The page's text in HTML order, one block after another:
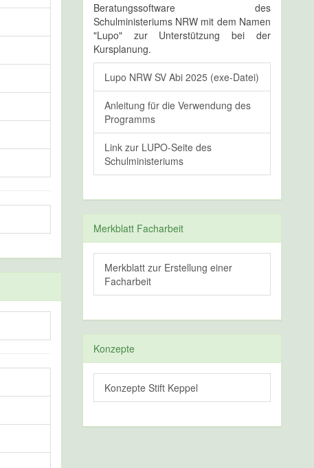
Beratungssoftware des
Schulministeriums NRW mit dem Namen
"Lupo" zur Unterstützung bei der
Kursplanung.
Lupo NRW SV Abi 2025 (exe-Datei)
Anleitung für die Verwendung des
Programms
Link zur LUPO-Seite des
Schulministeriums
Merkblatt Facharbeit
Merkblatt zur Erstellung einer
Facharbeit
Konzepte
Konzepte Stift Keppel